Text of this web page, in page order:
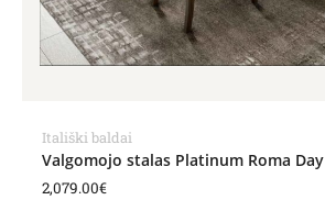
Itališki baldai
Valgomojo stalas Platinum Roma Day
2,079.00€